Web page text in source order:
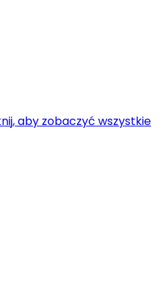
aby zobaczyć wszystkie